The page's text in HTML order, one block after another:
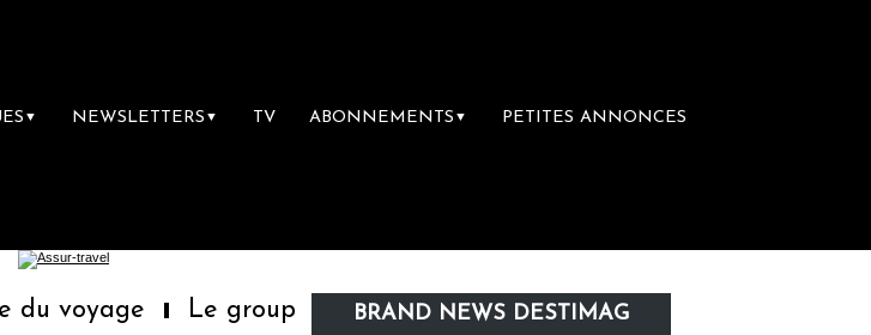
▼ NEWSLETTERS ▼ TV ABONNEMENTS ▼ PETITES ANNONCES
voyage Le groupe Sainte-Claire rachète Eden Tour
BRAND NEWS DESTIMAG